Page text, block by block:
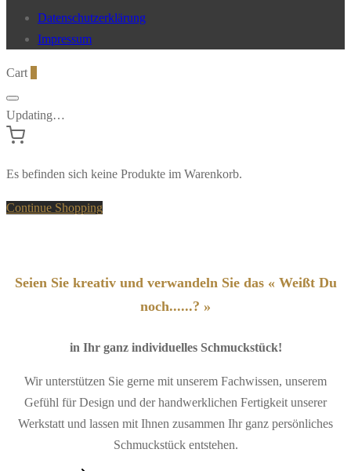
Datenschutzerklärung
Impressum
Cart
Updating…
Es befinden sich keine Produkte im Warenkorb.
Continue Shopping
Seien Sie kreativ und verwandeln Sie das « Weißt Du
noch......? »
in Ihr ganz individuelles Schmuckstück!
Wir unterstützen Sie gerne mit unserem Fachwissen, unserem
Gefühl für Design und der handwerklichen Fertigkeit unserer
Werkstatt und lassen mit Ihnen zusammen Ihr ganz persönliches
Schmuckstück entstehen.